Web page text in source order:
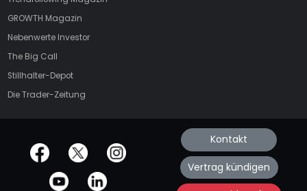
GROWTH Magazin
Nebenwerte Investor
The Big Call
Stillhalter-Depot
Die Trader-Zeitung
offizielle Social Media-Accounts Kontakt
Vertrag kündigen